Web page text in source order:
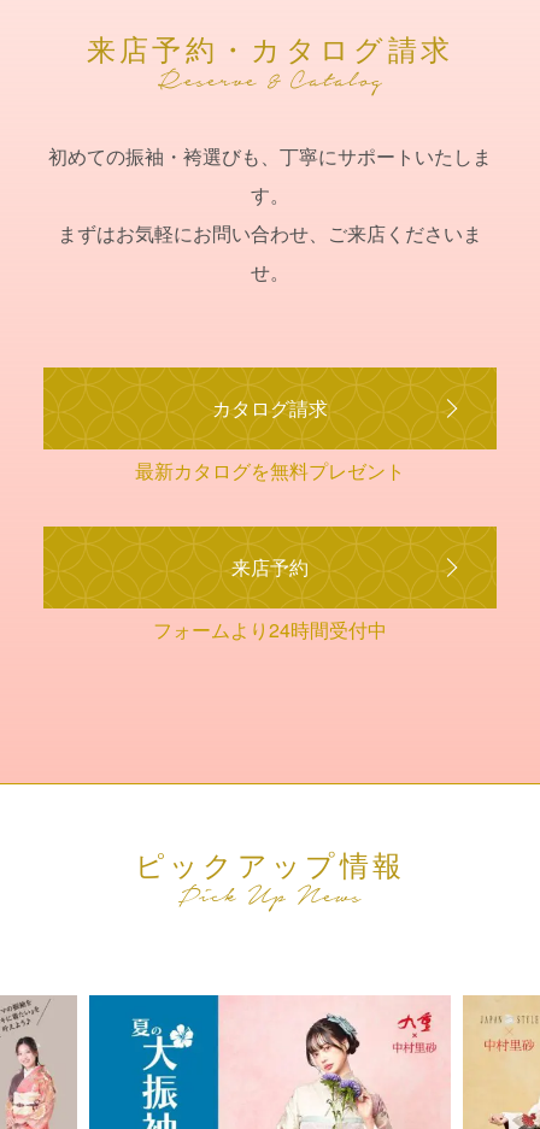
来店予約・カタログ請求
初めての振袖・袴選びも、丁寧にサポートいたしま
す。
まずはお気軽にお問い合わせ、ご来店くださいま
せ。
カタログ請求
最新カタログを無料プレゼント
来店予約
フォームより24時間受付中
ピックアップ情報